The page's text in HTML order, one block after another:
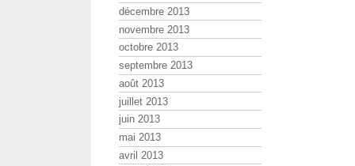
décembre 2013
novembre 2013
octobre 2013
septembre 2013
août 2013
juillet 2013
juin 2013
mai 2013
avril 2013